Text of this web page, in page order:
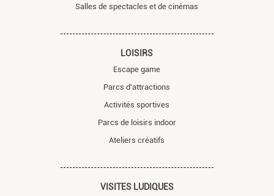
Salles de spectacles et de cinémas
LOISIRS
Escape game
Parcs d'attractions
Activités sportives
Parcs de loisirs indoor
Ateliers créatifs
VISITES LUDIQUES